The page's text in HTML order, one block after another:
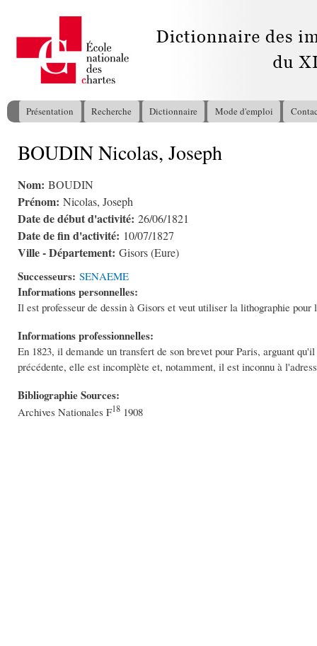
Menu principal
Présentation Recherche Dictionnaire Mode d'emploi
Vous êtes ici
BOUDIN Nicolas, Joseph
Nom: BOUDIN
Prénom: Nicolas, Joseph
Date de début d'activité: 26/06/1821
Date de fin d'activité: 10/07/1827
Ville - Département: Gisors (Eure)
Successeurs: SENAEME
Informations personnelles:
Il est professeur de dessin à Gisors et veut utiliser la lithographie
Informations professionnelles:
En 1823, il demande un transfert de son brevet pour Paris, arguant
précédente, elle est incomplète et, notamment, il est inconnu à
Bibliographie Sources:
Archives Nationales F18 1908